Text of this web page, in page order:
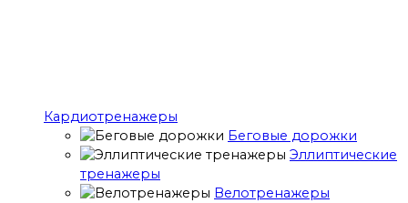
Кардиотренажеры
Беговые дорожки
Эллиптические
тренажеры
Велотренажеры